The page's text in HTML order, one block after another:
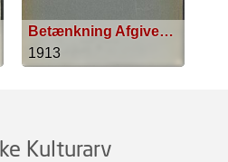
Betænkning Afgiven Af Statsbaneudvalget Af 1911
1913
Kulturarv